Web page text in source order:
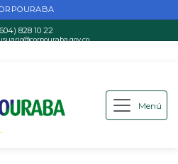
828 10 22
Menú